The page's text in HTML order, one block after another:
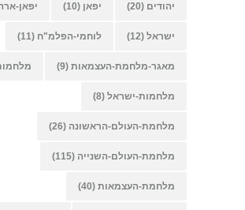
יהודים (20) יפאן (10) יפאן-
ישראל (12) לוחמי-הפלמ"ח (11)
מאגר-מלחמת-העצמאות (9)
מלחמות-ישראל (8)
מלחמת-העולם-הראשונה (26)
מלחמת-העולם-השנייה (115)
מלחמת-העצמאות (40)